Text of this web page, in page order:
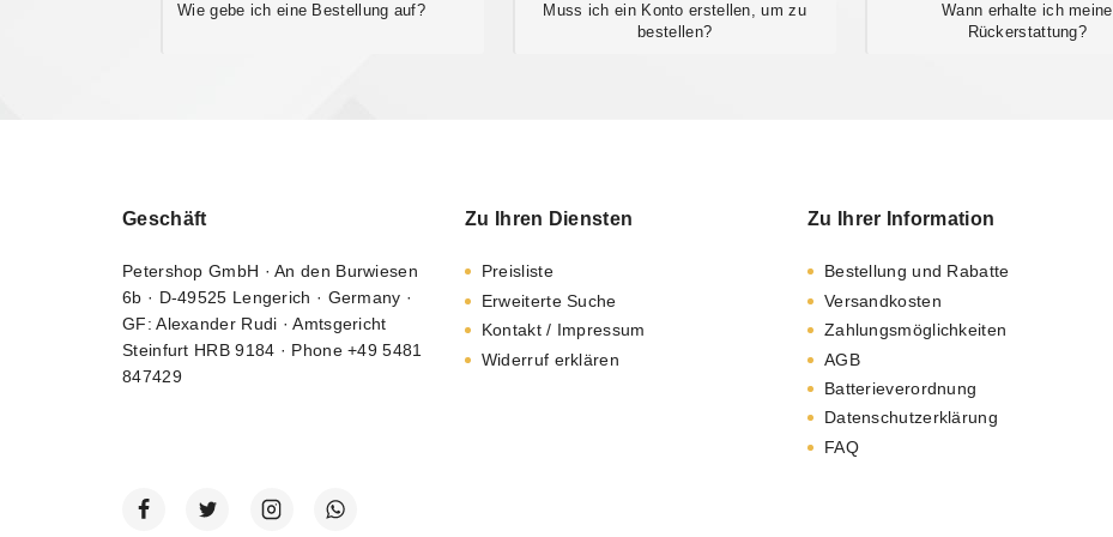
Wie gebe ich eine Bestellung auf?
Muss ich ein Konto erstellen, um zu
bestellen?
Wann erhalte ich meine
Rückerstattung?
Geschäft
Petershop GmbH · An den Burwiesen
6b · D-49525 Lengerich · Germany ·
GF: Alexander Rudi · Amtsgericht
Steinfurt HRB 9184 · Phone +49 5481
847429
Zu Ihren Diensten
Preisliste
Erweiterte Suche
Kontakt / Impressum
Widerruf erklären
Zu Ihrer Information
Bestellung und Rabatte
Versandkosten
Zahlungsmöglichkeiten
AGB
Batterieverordnung
Datenschutzerklärung
FAQ